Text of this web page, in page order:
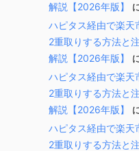
解説【2026年版】
ハピタス経由で楽天
2重取りする方法と
解説【2026年版】
ハピタス経由で楽天
2重取りする方法と
解説【2026年版】
ハピタス経由で楽天
2重取りする方法と